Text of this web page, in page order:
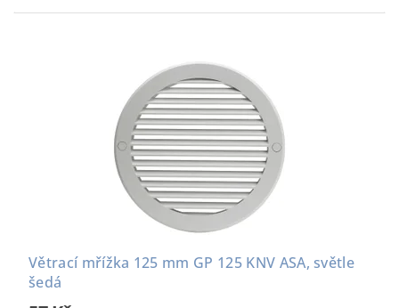
Větrací mřížka 125 mm GP 125 KNV ASA, světle
šedá